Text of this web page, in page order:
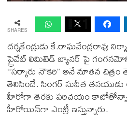
SHARES
దర్శకేంద్రుడు కే.రాఘవేంద్రరావు
ప్రైవేట్ లిమిటెడ్ బ్యానర్ పై
‘‘సర్కారు నౌకరి’’ అనే నూతన చిత్రం
తెలిసిందే. సింగర్ సునీత
హీరోగా తెరకు పరిచయం
హీరోయిన్‌గా ఎంట్రీ ఇస్తున్నారు.